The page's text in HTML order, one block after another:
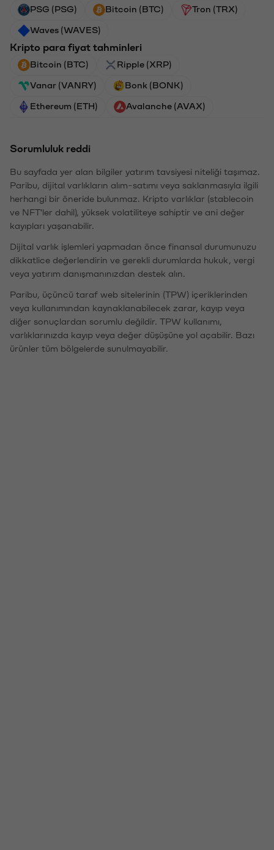
PSG (PSG) Bitcoin (BTC) Tron (TRX)
Waves (WAVES)
Kripto para fiyat tahminleri
Bitcoin (BTC) Ripple (XRP)
Vanar (VANRY) Bonk (BONK)
Ethereum (ETH) Avalanche (AVAX)
Sorumluluk reddi
Bu sayfada yer alan bilgiler yatırım tavsiyesi niteliği taşımaz.
Paribu, dijital varlıkların alım-satımı veya saklanmasıyla ilgili
herhangi bir öneride bulunmaz. Kripto varlıklar (stablecoin
ve NFT'ler dahil), yüksek volatiliteye sahiptir ve ani değer
kayıpları yaşanabilir.
Dijital varlık işlemleri yapmadan önce finansal durumunuzu
dikkatlice değerlendirin ve gerekli durumlarda hukuk, vergi
veya yatırım danışmanınızdan destek alın.
Paribu, üçüncü taraf web sitelerinin (TPW) içeriklerinden
veya kullanımından kaynaklanabilecek zarar, kayıp veya
diğer sonuçlardan sorumlu değildir. TPW kullanımı,
varlıklarınızda kayıp veya değer düşüşüne yol açabilir. Bazı
ürünler tüm bölgelerde sunulmayabilir.